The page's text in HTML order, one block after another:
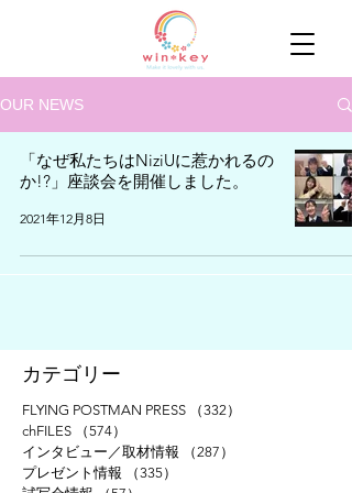
OUR NEWS
「なぜ私たちはNiziUに惹かれるの
か!?」座談会を開催しました。
2021年12月8日
​カテゴリー
FLYING POSTMAN PRESS （332）
chFILES
（574）
インタビュー／取材情報
（287）
プレゼント情報
（335）